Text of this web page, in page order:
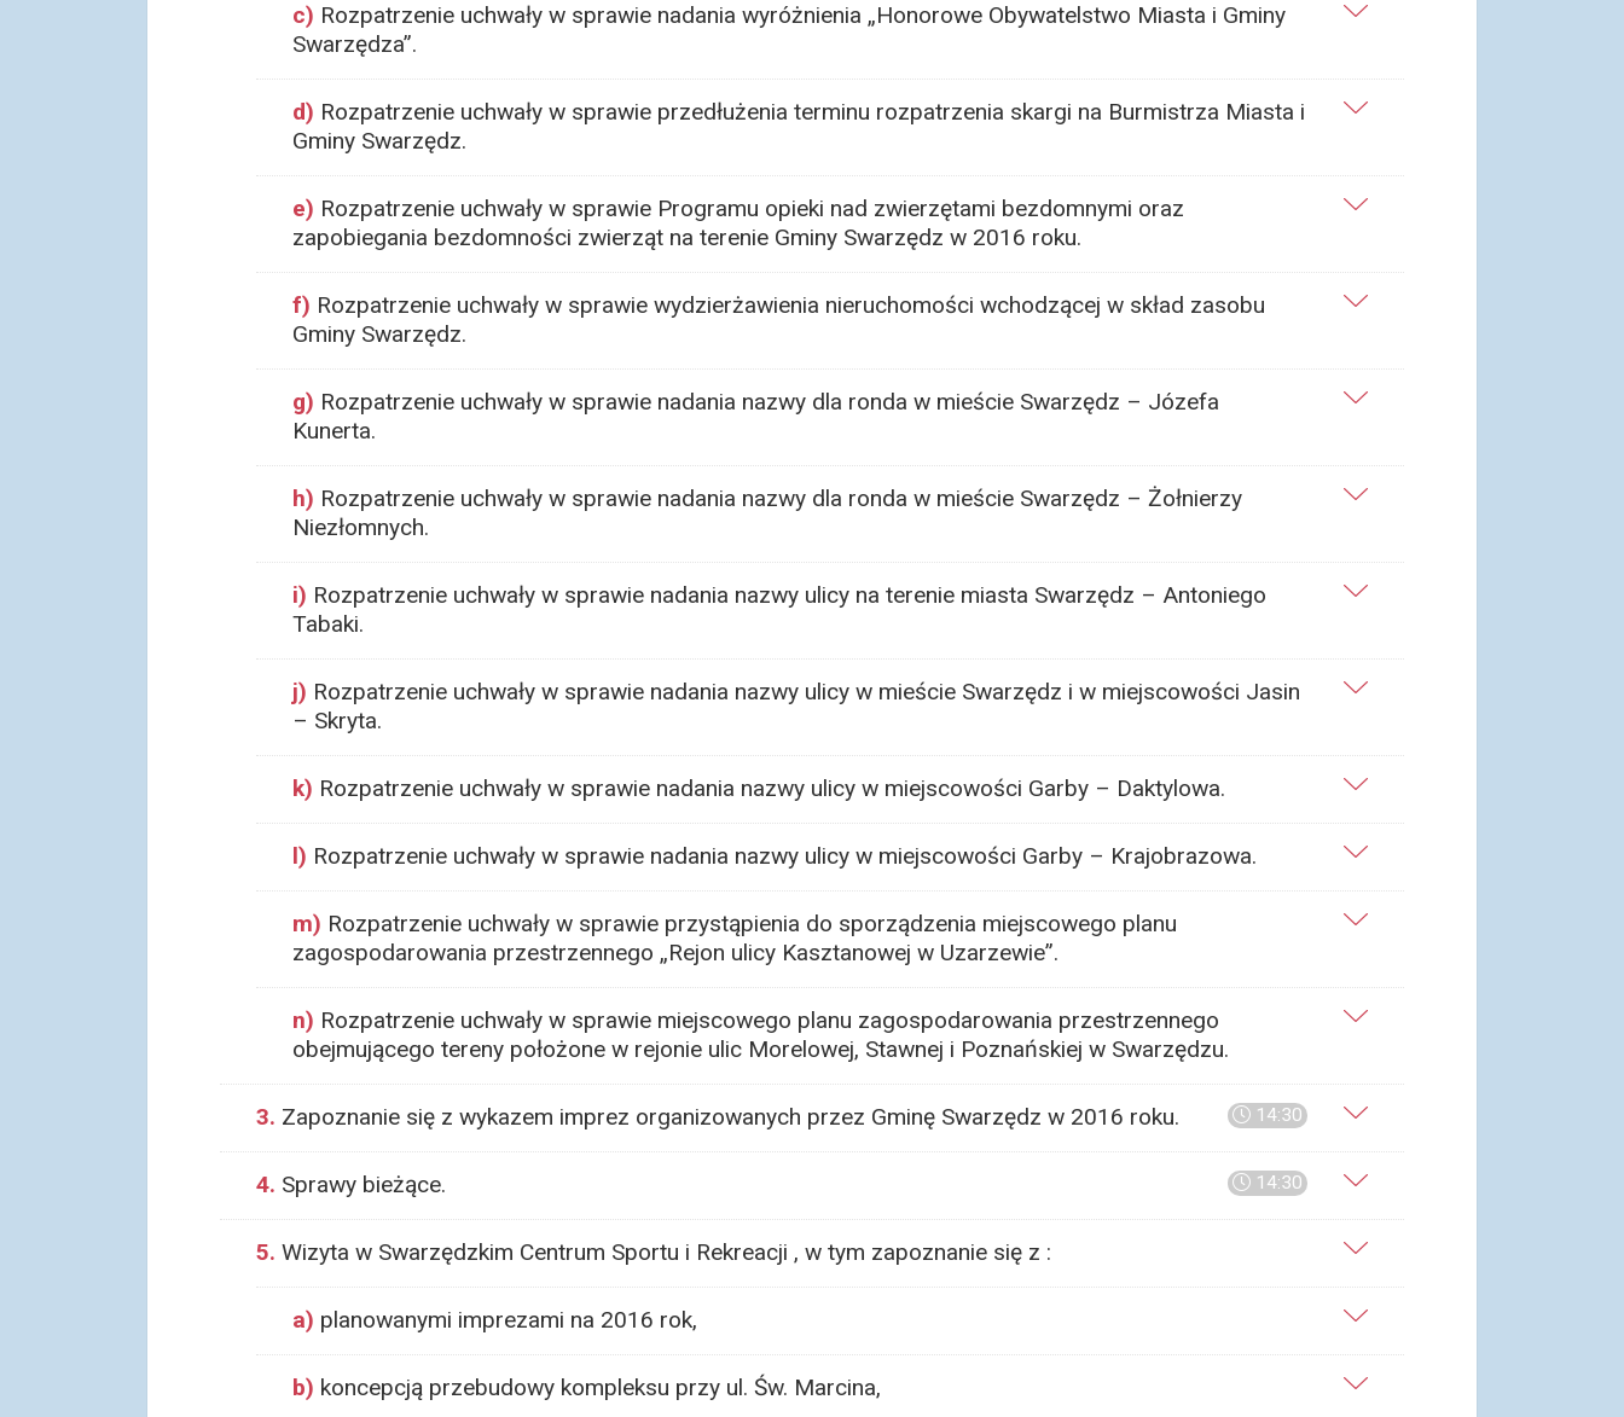
c) Rozpatrzenie uchwały w sprawie nadania wyróżnienia „Honorowe Obywatelstwo Miasta i Gminy
Swarzędza”.
d) Rozpatrzenie uchwały w sprawie przedłużenia terminu rozpatrzenia skargi na Burmistrza Miasta i
Gminy Swarzędz.
e) Rozpatrzenie uchwały w sprawie Programu opieki nad zwierzętami bezdomnymi oraz
zapobiegania bezdomności zwierząt na terenie Gminy Swarzędz w 2016 roku.
f) Rozpatrzenie uchwały w sprawie wydzierżawienia nieruchomości wchodzącej w skład zasobu
Gminy Swarzędz.
g) Rozpatrzenie uchwały w sprawie nadania nazwy dla ronda w mieście Swarzędz – Józefa
Kunerta.
h) Rozpatrzenie uchwały w sprawie nadania nazwy dla ronda w mieście Swarzędz – Żołnierzy
Niezłomnych.
i) Rozpatrzenie uchwały w sprawie nadania nazwy ulicy na terenie miasta Swarzędz – Antoniego
Tabaki.
j) Rozpatrzenie uchwały w sprawie nadania nazwy ulicy w mieście Swarzędz i w miejscowości Jasin
– Skryta.
k) Rozpatrzenie uchwały w sprawie nadania nazwy ulicy w miejscowości Garby – Daktylowa.
l) Rozpatrzenie uchwały w sprawie nadania nazwy ulicy w miejscowości Garby – Krajobrazowa.
m) Rozpatrzenie uchwały w sprawie przystąpienia do sporządzenia miejscowego planu
zagospodarowania przestrzennego „Rejon ulicy Kasztanowej w Uzarzewie”.
n) Rozpatrzenie uchwały w sprawie miejscowego planu zagospodarowania przestrzennego
obejmującego tereny położone w rejonie ulic Morelowej, Stawnej i Poznańskiej w Swarzędzu.
14:30
3. Zapoznanie się z wykazem imprez organizowanych przez Gminę Swarzędz w 2016 roku.
14:30
4. Sprawy bieżące.
5. Wizyta w Swarzędzkim Centrum Sportu i Rekreacji , w tym zapoznanie się z :
a) planowanymi imprezami na 2016 rok,
b) koncepcją przebudowy kompleksu przy ul. Św. Marcina,